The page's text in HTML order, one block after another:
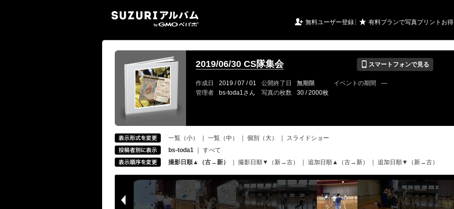
 無料ユーザー登録 ★ 有料プランで写真プリントお得
2019/06/30 CS隊集会 📱 スマートフォンで見る
作成日 2019 / 07 / 01 公開終了日 無期限 イベントの期間
---
管理者
bs-toda1さん 写真の枚数 30 / 2000枚
一覧（小） 一覧（中） 個別（大）
スライドショー
bs-toda1
すべて
撮影日順▲（古→新）
撮影日順▼（新→古） 追加日順▲（古→新） 追加日順▼（新→古）